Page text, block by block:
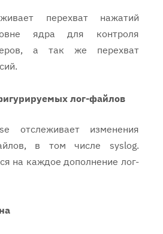
перехват нажатий
ядра для контроля
а так же перехват
лог-файлов
отслеживает изменения
в том числе syslog.
на каждое дополнение лог-